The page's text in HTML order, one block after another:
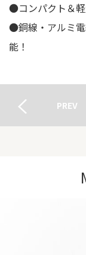
●コンパクト＆
●銅線・アルミ
能！
PREV